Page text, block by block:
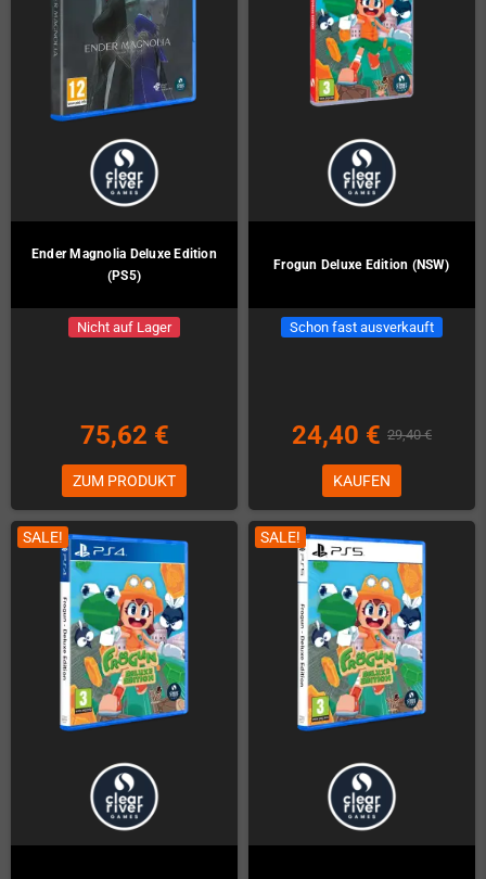
Ender Magnolia Deluxe Edition
(PS5)
Nicht auf Lager
75,62 €
ZUM PRODUKT
Frogun Deluxe Edition (NSW)
Schon fast ausverkauft
24,40 € 29,40 €
KAUFEN
SALE! SALE!